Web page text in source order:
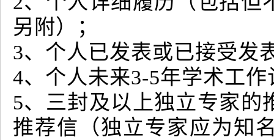
另附）；
3、个人已发表或已接受发
4、个人未来3-5年学术工作
5、三封及以上独立专家的
推荐信（独立专家应为知